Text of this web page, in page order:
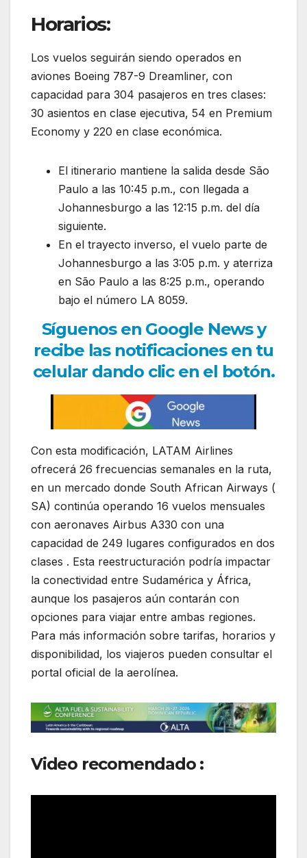
Horarios:
Los vuelos seguirán siendo operados en
aviones Boeing 787-9 Dreamliner, con
capacidad para 304 pasajeros en tres clases:
30 asientos en clase ejecutiva, 54 en Premium
Economy y 220 en clase económica.
El itinerario mantiene la salida desde São
Paulo a las 10:45 p.m., con llegada a
Johannesburgo a las 12:15 p.m. del día
siguiente.
En el trayecto inverso, el vuelo parte de
Johannesburgo a las 3:05 p.m. y aterriza
en São Paulo a las 8:25 p.m., operando
bajo el número LA 8059.
Síguenos en Google News y
recibe las notificaciones en tu
celular dando clic en el botón.
Con esta modificación, LATAM Airlines
ofrecerá 26 frecuencias semanales en la ruta,
en un mercado donde South African Airways (
SA) continúa operando 16 vuelos mensuales
con aeronaves Airbus A330 con una
capacidad de 249 lugares configurados en dos
clases . Esta reestructuración podría impactar
la conectividad entre Sudamérica y África,
aunque los pasajeros aún contarán con
opciones para viajar entre ambas regiones.
Para más información sobre tarifas, horarios y
disponibilidad, los viajeros pueden consultar el
portal oficial de la aerolínea.
Video recomendado :